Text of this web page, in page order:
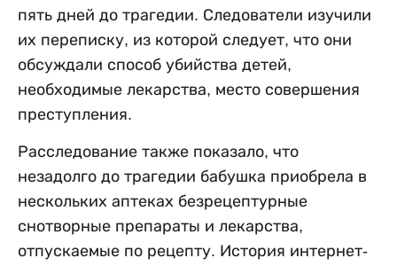
пять дней до трагедии. Следователи изучили
их переписку, из которой следует, что они
обсуждали способ убийства детей,
необходимые лекарства, место совершения
преступления.
Расследование также показало, что
незадолго до трагедии бабушка приобрела в
нескольких аптеках безрецептурные
снотворные препараты и лекарства,
отпускаемые по рецепту. История интернет-